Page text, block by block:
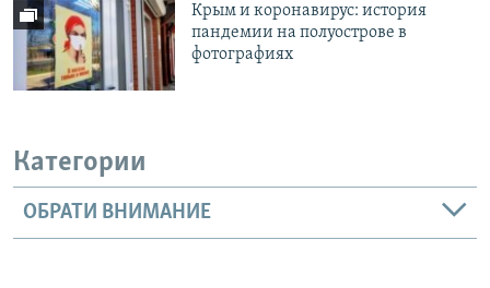
Крым и коронавирус: история
пандемии на полуострове в
фотографиях
Категории
ОБРАТИ ВНИМАНИЕ